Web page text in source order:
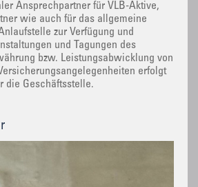
Ansprechpartner für VLB-Aktive,
wie auch für das allgemeine
zur Verfügung und
und Tagungen des
bzw. Leistungsabwicklung von
erfolgt
die Geschäftsstelle.